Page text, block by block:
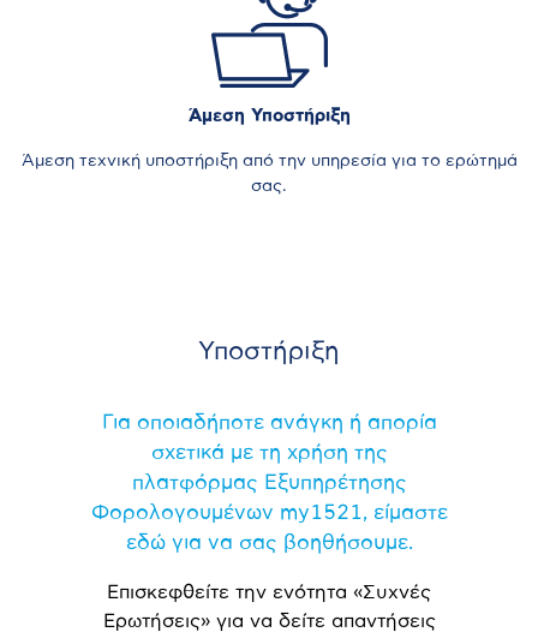
Άμεση Υποστήριξη
Άμεση τεχνική υποστήριξη από την υπηρεσία για το ερώτημά
σας.
Υποστήριξη
Για οποιαδήποτε ανάγκη ή απορία
σχετικά με τη χρήση της
πλατφόρμας Εξυπηρέτησης
Φορολογουμένων my1521, είμαστε
εδώ για να σας βοηθήσουμε.
Επισκεφθείτε την ενότητα «Συχνές
Ερωτήσεις» για να δείτε απαντήσεις